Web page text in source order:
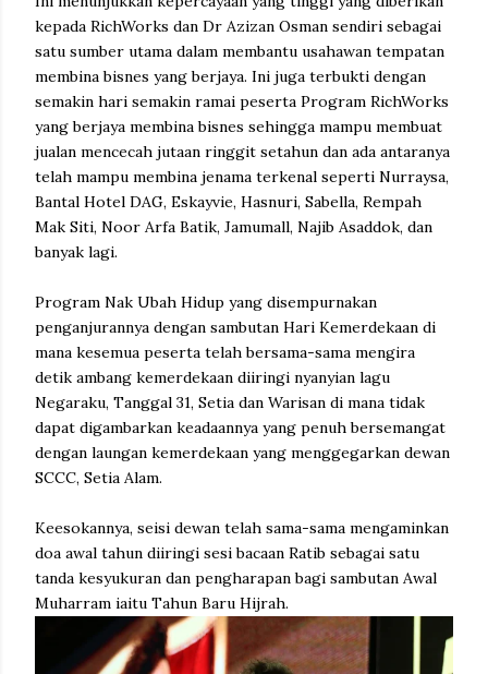
kepada RichWorks dan Dr Azizan Osman sendiri sebagai
satu sumber utama dalam membantu usahawan tempatan
membina bisnes yang berjaya. Ini juga terbukti dengan
semakin hari semakin ramai peserta Program RichWorks
yang berjaya membina bisnes sehingga mampu membuat
jualan mencecah jutaan ringgit setahun dan ada antaranya
telah mampu membina jenama terkenal seperti Nurraysa,
Bantal Hotel DAG, Eskayvie, Hasnuri, Sabella, Rempah
Mak Siti, Noor Arfa Batik, Jamumall, Najib Asaddok, dan
banyak lagi.
Program Nak Ubah Hidup yang disempurnakan
penganjurannya dengan sambutan Hari Kemerdekaan di
mana kesemua peserta telah bersama-sama mengira
detik ambang kemerdekaan diiringi nyanyian lagu
Negaraku, Tanggal 31, Setia dan Warisan di mana tidak
dapat digambarkan keadaannya yang penuh bersemangat
dengan laungan kemerdekaan yang menggegarkan dewan
SCCC, Setia Alam.
Keesokannya, seisi dewan telah sama-sama mengaminkan
doa awal tahun diiringi sesi bacaan Ratib sebagai satu
tanda kesyukuran dan pengharapan bagi sambutan Awal
Muharram iaitu Tahun Baru Hijrah.